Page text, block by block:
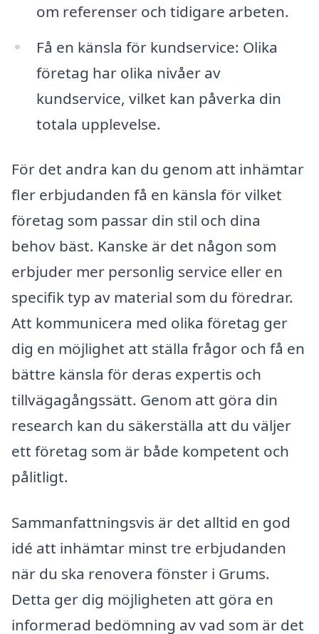
om referenser och tidigare arbeten.
Få en känsla för kundservice: Olika
företag har olika nivåer av
kundservice, vilket kan påverka din
totala upplevelse.
För det andra kan du genom att inhämtar
fler erbjudanden få en känsla för vilket
företag som passar din stil och dina
behov bäst. Kanske är det någon som
erbjuder mer personlig service eller en
specifik typ av material som du föredrar.
Att kommunicera med olika företag ger
dig en möjlighet att ställa frågor och få en
bättre känsla för deras expertis och
tillvägagångssätt. Genom att göra din
research kan du säkerställa att du väljer
ett företag som är både kompetent och
pålitligt.
Sammanfattningsvis är det alltid en god
idé att inhämtar minst tre erbjudanden
när du ska renovera fönster i Grums.
Detta ger dig möjligheten att göra en
informerad bedömning av vad som är det